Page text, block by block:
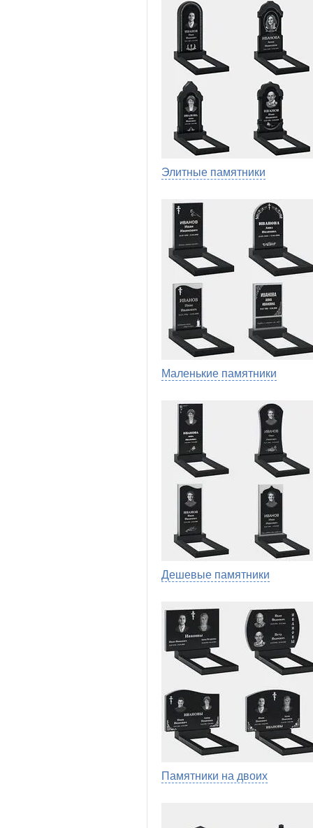
Элитные памятники
Маленькие памятники
Дешевые памятники
Памятники на двоих